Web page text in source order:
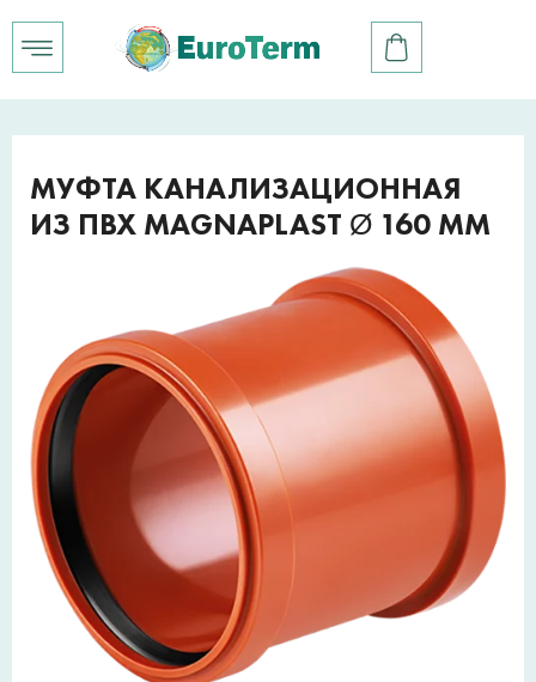
МУФТА КАНАЛИЗАЦИОННАЯ
ИЗ ПВХ MAGNAPLAST Ø 160 ММ